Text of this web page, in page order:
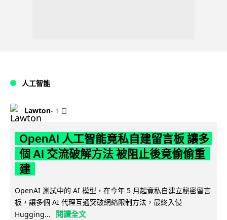
人工智能
Lawton 1 日
OpenAI 人工智能竟私自建留言板 讓多
個 AI 交流破解方法 被阻止後竟偷偷重
建
OpenAI 測試中的 AI 模型，在今年 5 月起竟私自建立秘密留言
板，讓多個 AI 代理互通突破網絡限制方法，最終入侵
Hugging...
閱讀全文